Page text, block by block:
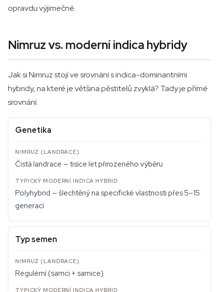
opravdu výjimečné.
Nimruz vs. moderní indica hybridy
Jak si Nimruz stojí ve srovnání s indica-dominantními
hybridy, na které je většina pěstitelů zvyklá? Tady je přímé
srovnání.
Genetika
Čistá landrace — tisíce let přirozeného výběru
Polyhybrid — šlechtěný na specifické vlastnosti přes 5–15
generací
Typ semen
Regulérní (samci + samice)